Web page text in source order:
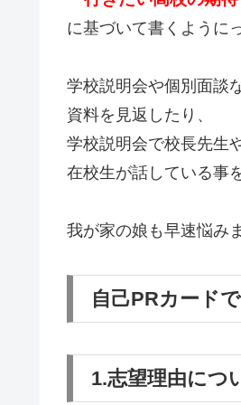
に基づいて書くように
学校説明会や個別面談
資料を見返したり、
学校説明会で校長先生
在校生が話している事
我が家の娘も早速悩み
自己PRカード
1.志望理由につ